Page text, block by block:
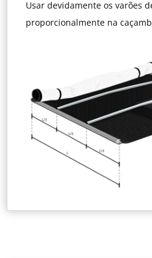
Usar devidamente os varões
proporcionalmente na